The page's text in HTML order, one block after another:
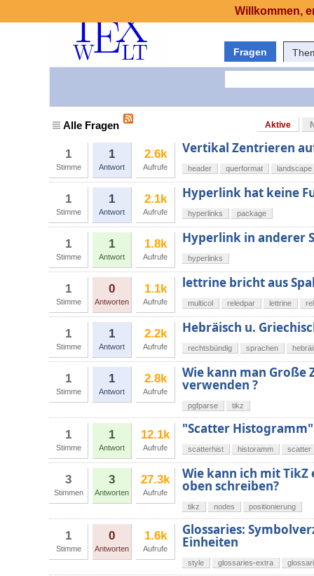
Fragen
Alle Fragen Aktive
1
Stimme
1
Antwort
2.6k
Aufrufe
Vertikal Zentrieren
header querformat landscape
1
Stimme
1
Antwort
2.1k
Aufrufe
Hyperlink hat keine
hyperlinks package
1
Stimme
1
Antwort
1.8k
Aufrufe
Hyperlink in anderer
hyperlinks
1
Stimme
0
Antworten
1.1k
Aufrufe
lettrine bricht aus
multicol reledpar lettrine
1
Stimme
1
Antwort
2.2k
Aufrufe
Hebräisch u.
rechtsbündig sprachen
1
Stimme
1
Antwort
2.8k
Aufrufe
Wie kann man Große
verwenden ?
pgfparse tikz
1
Stimme
1
Antwort
12.1k
Aufrufe
"Scatter
scatterhist historamm scatter
3
Stimmen
3
Antworten
27.3k
Aufrufe
Wie kann ich mit TikZ
oben schreiben?
tikz nodes positionierung
1
Stimme
0
Antworten
1.6k
Aufrufe
Glossaries:
Einheiten
style glossaries-extra
Willkommen,